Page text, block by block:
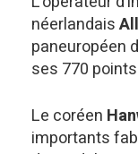
néerlandais
paneuropéen
ses 770
Le coréen
importants